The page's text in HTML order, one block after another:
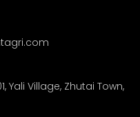
Yali Village, Zhutai Town,